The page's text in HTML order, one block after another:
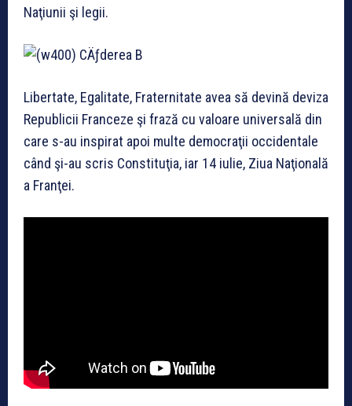
Naţiunii şi legii.
Libertate, Egalitate, Fraternitate avea să devină deviza
Republicii Franceze şi frază cu valoare universală din
care s-au inspirat apoi multe democraţii occidentale
când şi-au scris Constituţia, iar 14 iulie, Ziua Naţională
a Franţei.